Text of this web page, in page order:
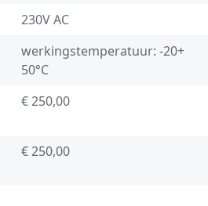
230V AC
werkingstemperatuur: -20+
50°C
€ 250,00
€ 250,00